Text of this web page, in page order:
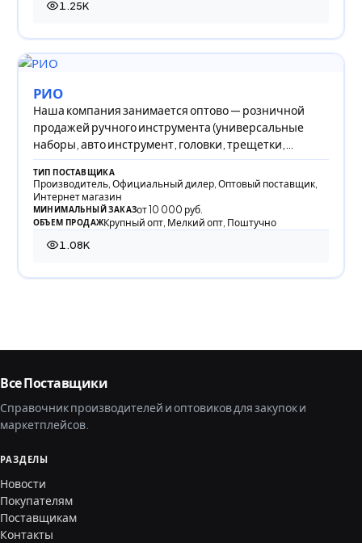
1.25K
1 247 просмотров
РИО
Наша компания занимается оптово — розничной
продажей ручного инструмента (универсальные
наборы, авто инструмент, головки, трещетки,
плоскогу
ТИП ПОСТАВЩИКА
Производитель, Официальный дилер, Оптовый поставщик,
Интернет магазин
МИНИМАЛЬНЫЙ ЗАКАЗот 10 000 руб.
ОБЪЕМ ПРОДАЖКрупный опт, Мелкий опт, Поштучно
1.08K
1 080 просмотров
Все Поставщики
Справочник производителей и оптовиков для закупок и
маркетплейсов.
РАЗДЕЛЫ
Новости
Покупателям
Поставщикам
Контакты